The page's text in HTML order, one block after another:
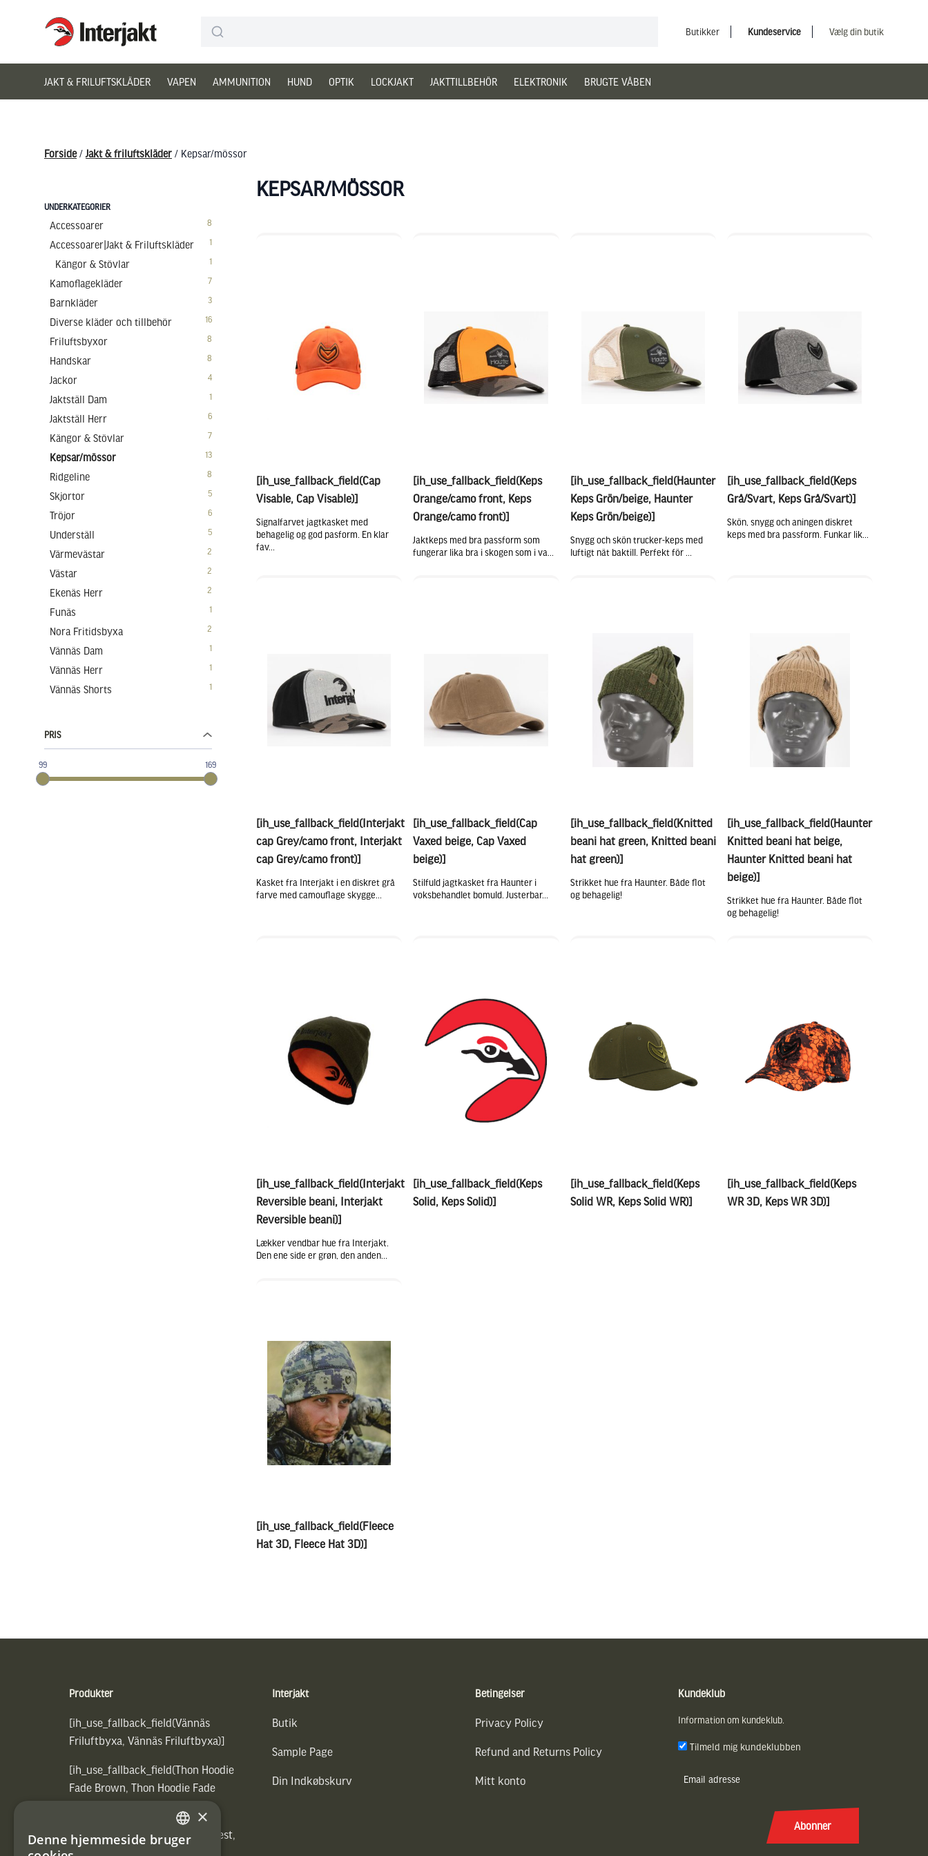
Interjakt DK
Butikker Kundeservice Vælg din butik
JAKT & FRILUFTSKLÄDER VAPEN AMMUNITION HUND OPTIK LOCKJAKT JAKTTILLBEHÖR ELEKTRONIK BRUGTE VÅBEN
Forside/ Jakt & friluftskläder / Kepsar/mössor
UNDERKATEGORIER
Accessoarer 8
Accessoarer|Jakt & Friluftskläder 1
Kängor & Stövlar 1
Kamoflagekläder 7
Barnkläder 3
Diverse kläder och tillbehör 16
Friluftsbyxor 8
Handskar 8
Jackor 4
Jaktställ Dam 1
Jaktställ Herr 6
Kängor & Stövlar 7
Kepsar/mössor 13
Ridgeline 8
Skjortor 5
Tröjor 6
Underställ 5
Värmevästar 2
Västar 2
Ekenäs Herr 2
Funäs 1
Nora Fritidsbyxa 2
Vännäs Dam 1
Vännäs Herr 1
Vännäs Shorts 1
PRIS
99 169
KEPSAR/MÖSSOR
[ih_use_fallback_field(Cap
Visable, Cap Visable)]
Signalfarvet jagtkasket med
behagelig og god pasform. En klar
fav...
[ih_use_fallback_field(Keps
Orange/camo front, Keps
Orange/camo front)]
Jaktkeps med bra passform som
fungerar lika bra i skogen som i va...
[ih_use_fallback_field(Haunter
Keps Grön/beige, Haunter
Keps Grön/beige)]
Snygg och skön trucker-keps med
luftigt nät baktill. Perfekt för ...
[ih_use_fallback_field(Keps
Grå/Svart, Keps Grå/Svart)]
Skön, snygg och aningen diskret
keps med bra passform. Funkar lik...
[ih_use_fallback_field(Interjakt
cap Grey/camo front, Interjakt
cap Grey/camo front)]
Kasket fra Interjakt i en diskret grå
farve med camouflage skygge...
[ih_use_fallback_field(Cap
Vaxed beige, Cap Vaxed
beige)]
Stilfuld jagtkasket fra Haunter i
voksbehandlet bomuld. Justerbar...
[ih_use_fallback_field(Knitted
beani hat green, Knitted beani
hat green)]
Strikket hue fra Haunter. Både flot
og behagelig!
[ih_use_fallback_field(Haunter
Knitted beani hat beige,
Haunter Knitted beani hat
beige)]
Strikket hue fra Haunter. Både flot
og behagelig!
[ih_use_fallback_field(Interjakt
Reversible beani, Interjakt
Reversible beani)]
Lækker vendbar hue fra Interjakt.
Den ene side er grøn, den anden...
[ih_use_fallback_field(Keps
Solid, Keps Solid)]
[ih_use_fallback_field(Keps
Solid WR, Keps Solid WR)]
[ih_use_fallback_field(Keps
WR 3D, Keps WR 3D)]
[ih_use_fallback_field(Fleece
Hat 3D, Fleece Hat 3D)]
Produkter
[ih_use_fallback_field(Vännäs
Friluftbyxa, Vännäs Friluftbyxa)]
[ih_use_fallback_field(Thon Hoodie
Fade Brown, Thon Hoodie Fade
[ih_use_fallback_field(Heated vest,
Heated vest)]
Interjakt
Butik
Sample Page
Din Indkøbskurv
Betingelser
Privacy Policy
Refund and Returns Policy
Mitt konto
Kundeklub
Information om kundeklub.
Tilmeld mig kundeklubben
E-
Abonner
SWEDISH
×
Denne hjemmeside bruger